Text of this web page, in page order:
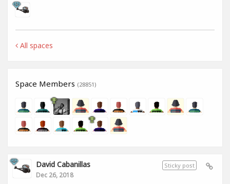
All spaces
Space Members (28851)
Sticky post
David Cabanillas
Dec 26, 2018